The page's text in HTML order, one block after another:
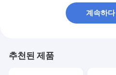
계속하다
추천된 제품